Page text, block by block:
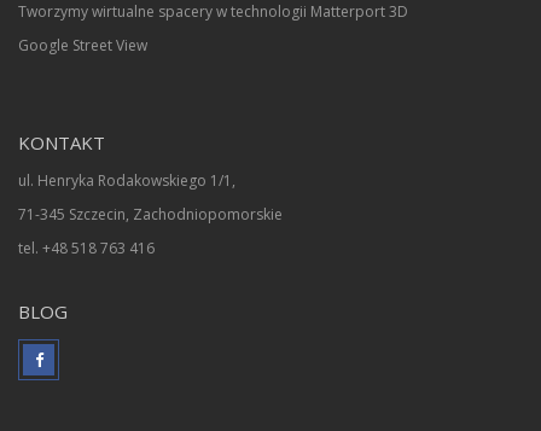
Tworzymy wirtualne spacery w technologii Matterport 3D
Google Street View
KONTAKT
ul. Henryka Rodakowskiego 1/1,
71-345 Szczecin, Zachodniopomorskie
tel. +48 518 763 416
BLOG